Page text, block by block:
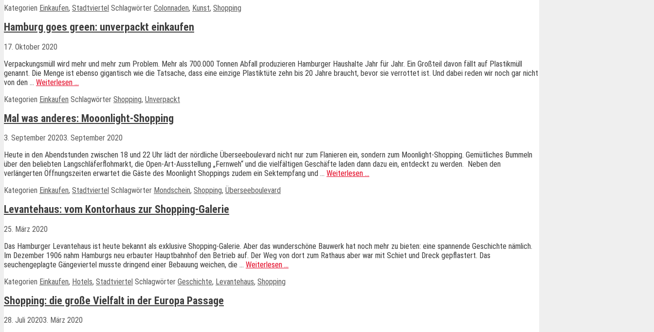
Kategorien Einkaufen, Stadtviertel Schlagwörter Colonnaden, Kunst, Shopping
Hamburg goes green: unverpackt einkaufen
17. Oktober 2020
Verpackungsmüll wird mehr und mehr zum Problem. Mehr als 700.000 Tonnen Abfall produzieren Hamburger Haushalte Jahr für Jahr. Ein Großteil davon fällt auf Plastikmüll
genannt. Die Menge ist ebenso gigantisch wie die Tatsache, dass eine einzige Plastiktüte zehn bis 20 Jahre braucht, bevor sie verrottet ist. Und dabei reden wir noch gar nicht
von den … Weiterlesen …
Kategorien Einkaufen Schlagwörter Shopping, Unverpackt
Mal was anderes: Mooonlight-Shopping
3. September 20203. September 2020
Heute in den Abendstunden zwischen 18 und 22 Uhr lädt der nördliche Überseeboulevard nicht nur zum Flanieren ein, sondern zum Moonlight-Shopping. Gemütliches Bummeln
über den beliebten Langschläferflohmarkt, die Open-Art-Ausstellung „Fernweh“ und die vielfältigen Geschäfte laden dann dazu ein, entdeckt zu werden. Neben den
verlängerten Öffnungszeiten erwartet die Gäste des Moonlight Shoppings zudem ein Sektempfang und … Weiterlesen …
Kategorien Einkaufen, Stadtviertel Schlagwörter Mondschein, Shopping, Überseeboulevard
Levantehaus: vom Kontorhaus zur Shopping-Galerie
25. März 2020
Das Hamburger Levantehaus ist heute bekannt als exklusive Shopping-Galerie. Aber das wunderschöne Bauwerk hat noch mehr zu bieten: eine spannende Geschichte nämlich.
Im Dezember 1906 nahm Hamburgs neu erbauter Hauptbahnhof den Betrieb auf. Der Weg von dort zum Rathaus aber war mit Schiet und Dreck gepflastert. Das
seuchengeplagte Gängeviertel musste dringend einer Bebauung weichen, die … Weiterlesen …
Kategorien Einkaufen, Hotels, Stadtviertel Schlagwörter Geschichte, Levantehaus, Shopping
Shopping: die große Vielfalt in der Europa Passage
28. Juli 20203. März 2020